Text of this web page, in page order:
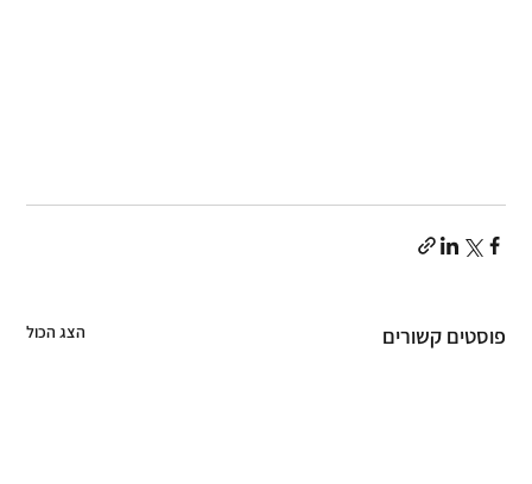
פוסטים קשורים הצג הכול